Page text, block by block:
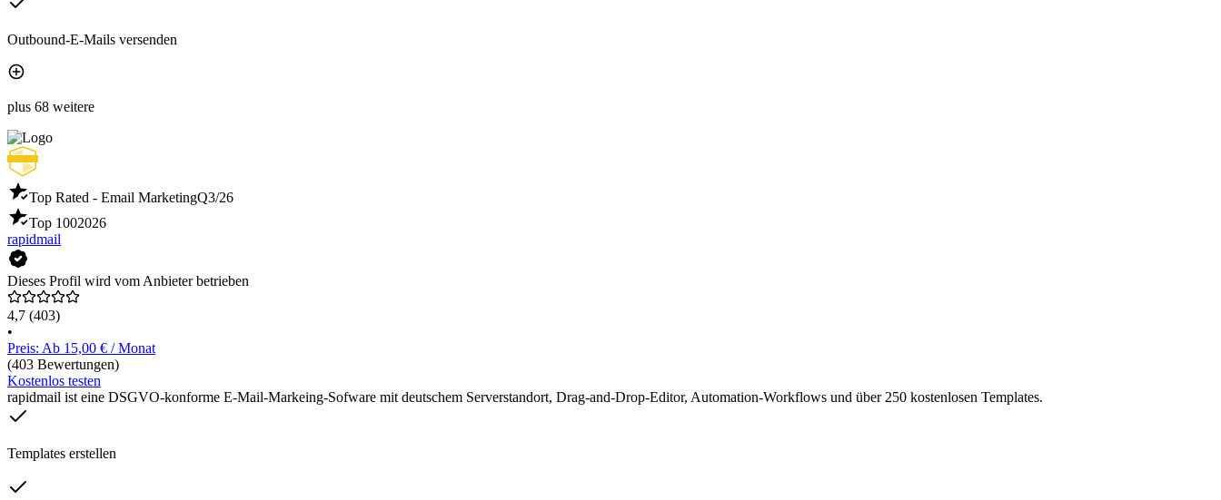
Outbound-E-Mails versenden
plus 68 weitere
Top Rated - Email MarketingQ3/26
Top 1002026
rapidmail
Dieses Profil wird vom Anbieter betrieben
4,7 (403)
•
Preis: Ab 15,00 € / Monat
(403 Bewertungen)
Kostenlos testen
rapidmail ist eine DSGVO-konforme E-Mail-Markeing-Sofware mit deutschem Serverstandort, Drag-and-Drop-Editor, Automation-Workflows und über 250 kostenlosen Templates.
Templates erstellen